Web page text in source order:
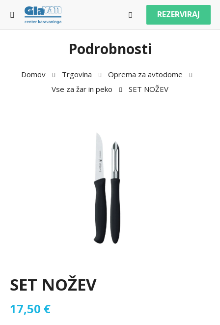
REZERVIRAJ
Podrobnosti
Domov Trgovina
Oprema za avtodome
Vse za žar in peko
SET NOŽEV
SET NOŽEV
17,50 €